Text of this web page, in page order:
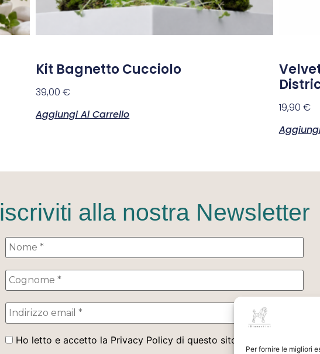
Per fornire le migliori
Kit Bagnetto Cucciolo
39,00€
Aggiungi Al Carrello
19,90 €
iscriviti alla nostra Newsletter
Ho letto e accetto la Privacy Policy di questo sito